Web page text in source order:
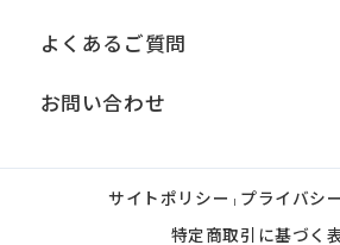
よくあるご質問
お問い合わせ
サイトポリシー | プライバシ
特定商取引に基づく